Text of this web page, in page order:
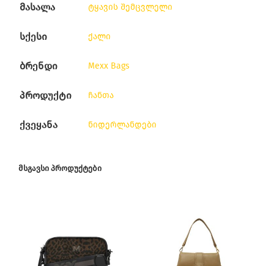
მასალა ტყავის შემცვლელი
სქესი ქალი
ბრენდი Mexx Bags
პროდუქტი ჩანთა
ქვეყანა ნიდერლანდები
ᲛᲡᲒᲐᲕᲡᲘ ᲞᲠᲝᲓᲣᲥᲢᲔᲑᲘ